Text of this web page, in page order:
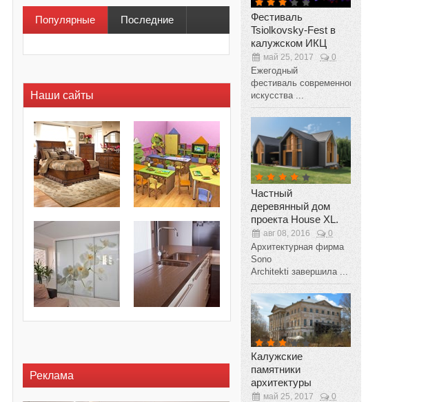
Популярные Последние
Наши сайты
Реклама
Фестиваль
Tsiolkovsky-Fest в
калужском ИКЦ
май 25, 2017 0
Ежегодный
фестиваль современного
искусства ...
Частный
деревянный дом
проекта House XL.
авг 08, 2016 0
Архитектурная фирма
Sono
Architekti завершила ...
Калужские
памятники
архитектуры
май 25, 2017 0